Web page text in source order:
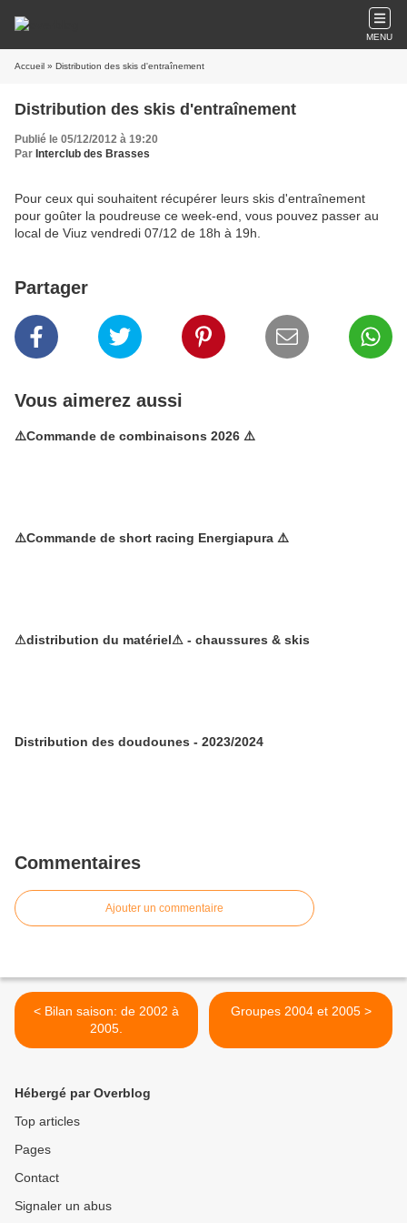
MENU
Accueil » Distribution des skis d'entraînement
Distribution des skis d'entraînement
Publié le 05/12/2012 à 19:20
Par Interclub des Brasses
Pour ceux qui souhaitent récupérer leurs skis d'entraînement
pour goûter la poudreuse ce week-end, vous pouvez passer au
local de Viuz vendredi 07/12 de 18h à 19h.
Partager
Vous aimerez aussi
⚠️Commande de combinaisons 2026 ⚠️
⚠️Commande de short racing Energiapura ⚠️
⚠distribution du matériel⚠ - chaussures & skis
Distribution des doudounes - 2023/2024
Commentaires
Ajouter un commentaire
< Bilan saison: de 2002 à
2005.
Groupes 2004 et 2005 >
Hébergé par Overblog
Top articles
Pages
Contact
Signaler un abus